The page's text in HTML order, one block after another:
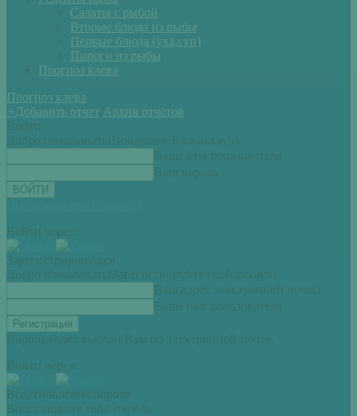
Салаты с рыбой
Вторые блюда из рыбы
Первые блюда (уха,суп)
Пироги из рыбы
Прогноз клева
Прогноз клева
+ Добавить отчет Архив отчетов
Войти
Добро пожаловать! Войдите в Ваш аккаунт
Ваше имя пользователя
Ваш пароль
Войти через:
Зарегистрироваться
Добро пожаловать! Зарегистрируйте свой аккаунт
Ваш адрес электронной почты
Ваше имя пользователя
Пароль будет выслан Вам по электронной почте.
Войти через:
Всоатновление пароля
Восстановите свой пароль